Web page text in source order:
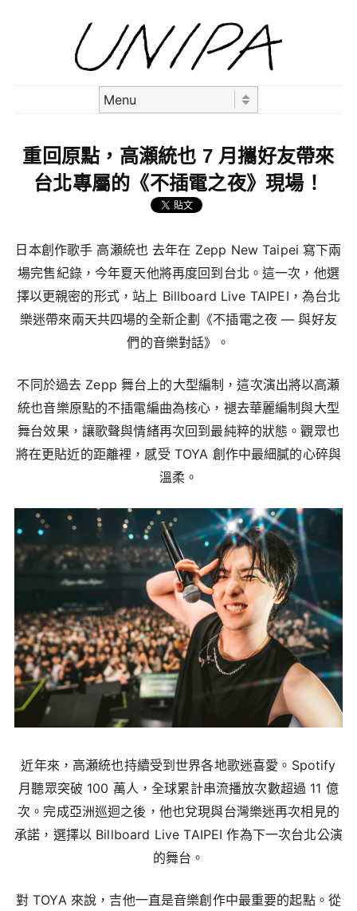
重回原點，高瀬統也 7 月攜好友帶來
台北專屬的《不插電之夜》現場！
日本創作歌手 高瀬統也 去年在 Zepp New Taipei 寫下兩
場完售紀錄，今年夏天他將再度回到台北。這一次，他選
擇以更親密的形式，站上 Billboard Live TAIPEI，為台北
樂迷帶來兩天共四場的全新企劃《不插電之夜 — 與好友
們的音樂對話》。
不同於過去 Zepp 舞台上的大型編制，這次演出將以高瀬
統也音樂原點的不插電編曲為核心，褪去華麗編制與大型
舞台效果，讓歌聲與情緒再次回到最純粹的狀態。觀眾也
將在更貼近的距離裡，感受 TOYA 創作中最細膩的心碎與
溫柔。
近年來，高瀬統也持續受到世界各地歌迷喜愛。Spotify
月聽眾突破 100 萬人，全球累計串流播放次數超過 11 億
次。完成亞洲巡迴之後，他也兌現與台灣樂迷再次相見的
承諾，選擇以 Billboard Live TAIPEI 作為下一次台北公演
的舞台。
對 TOYA 來說，吉他一直是音樂創作中最重要的起點。從